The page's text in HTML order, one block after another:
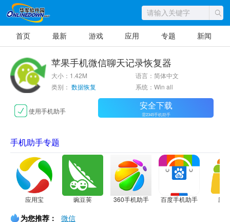
首页 最新 游戏 应用 专题 新闻
苹果手机微信聊天记录恢复器
大小：1.42M
语言：简体中文
类别： 数据恢复 系统：Win all
使用手机助手 安全下载
需2345手机助手
手机助手专题
应用宝 豌豆荚 360手机助手 百度手机助手 应
为您推荐： 微信